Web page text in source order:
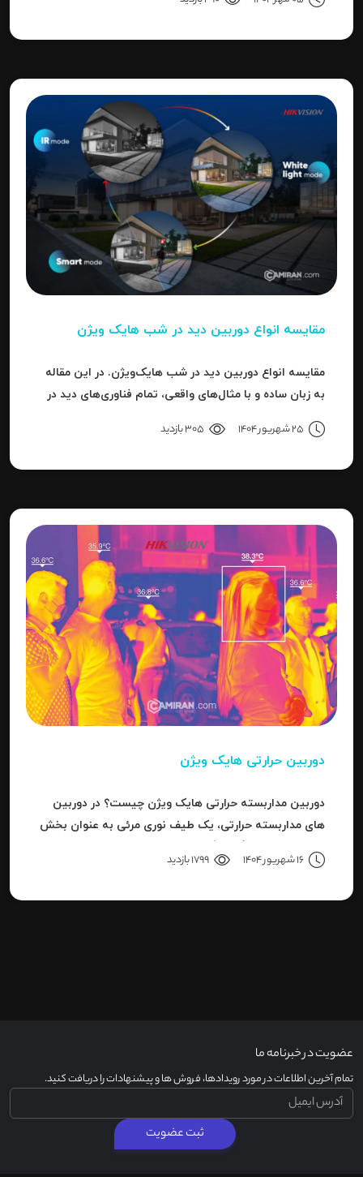
"Invalid Password" را آموزش می‌دهد.
مقایسه انواع دوربین دید در شب هایک‌ ویژن
مقایسه انواع دوربین دید در شب هایک‌ویژن. در این مقاله
به زبان ساده و با مثال‌های واقعی، تمام فناوری‌های دید در
25 شهریور 1404 305 بازدید
دوربین حرارتی هایک ویژن
دوربین مداربسته حرارتی هایک ویژن چیست؟ در دوربین
های مداربسته حرارتی، یک طیف نوری مرئی به عنوان بخش
سری دوربین هاست.
16 شهریور 1404 1799 بازدید
عضویت در خبرنامه ما
تمام آخرین اطلاعات در مورد رویدادها، فروش ها و پیشنهادات را دریافت کنید.
ثبت عضویت